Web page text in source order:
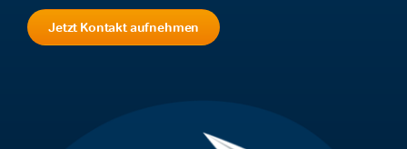
Kostenfreie Demo
Jetzt Kontakt aufnehmen